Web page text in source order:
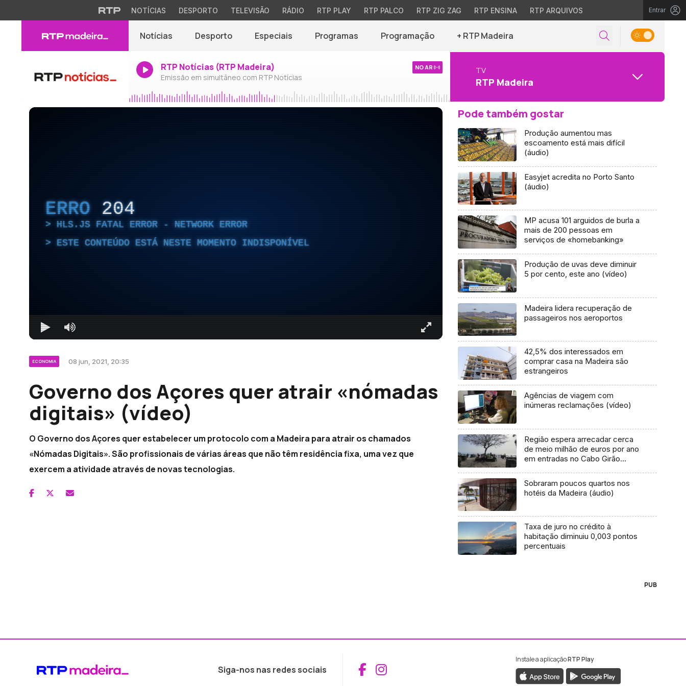
NOTÍCIAS DESPORTO TELEVISÃO RÁDIO RTP PLAY RTP PALCO RTP ZIG ZAG RTP ENSINA RTP ARQUIVOS Entrar
Notícias Desporto Especiais Programas Programação + RTP Madeira
RTP Notícias (RTP Madeira)
Emissão em simultâneo com RTP Notícias
NO AR TV
RTP Madeira
ERRO 204
HLS.JS FATAL ERROR - NETWORK ERROR
ESTE CONTEÚDO ESTÁ NESTE MOMENTO INDISPONÍVEL
ECONOMIA 08 jun, 2021, 20:35
Governo dos Açores quer atrair «nómadas
digitais» (vídeo)
O Governo dos Açores quer estabelecer um protocolo com a Madeira para atrair os chamados
«Nómadas Digitais». São profissionais de várias áreas que não têm residência fixa, uma vez que
exercem a atividade através de novas tecnologias.
Pode também gostar
Produção aumentou mas
escoamento está mais difícil
(áudio)
Easyjet acredita no Porto Santo
(áudio)
MP acusa 101 arguidos de burla a
mais de 200 pessoas em
serviços de «homebanking»
Produção de uvas deve diminuir
5 por cento, este ano (vídeo)
Madeira lidera recuperação de
passageiros nos aeroportos
42,5% dos interessados em
comprar casa na Madeira são
estrangeiros
Agências de viagem com
inúmeras reclamações (vídeo)
Região espera arrecadar cerca
de meio milhão de euros por ano
em entradas no Cabo Girão
Sobraram poucos quartos nos
hotéis da Madeira (áudio)
Taxa de juro no crédito à
habitação diminuiu 0,003 pontos
percentuais
PUB
Siga-nos nas redes sociais Aceder ao Facebook da RTP Madeira
Aceder ao Instagram da RTP Madeira
Instale a aplicaçãoRTP Play